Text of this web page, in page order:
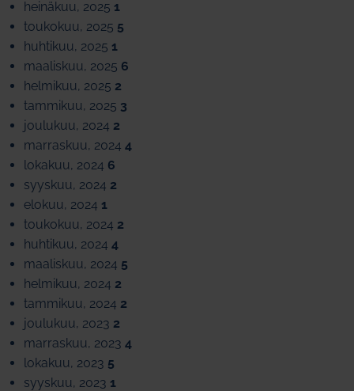
heinäkuu, 2025 1
toukokuu, 2025 5
huhtikuu, 2025 1
maaliskuu, 2025 6
helmikuu, 2025 2
tammikuu, 2025 3
joulukuu, 2024 2
marraskuu, 2024 4
lokakuu, 2024 6
syyskuu, 2024 2
elokuu, 2024 1
toukokuu, 2024 2
huhtikuu, 2024 4
maaliskuu, 2024 5
helmikuu, 2024 2
tammikuu, 2024 2
joulukuu, 2023 2
marraskuu, 2023 4
lokakuu, 2023 5
syyskuu, 2023 1